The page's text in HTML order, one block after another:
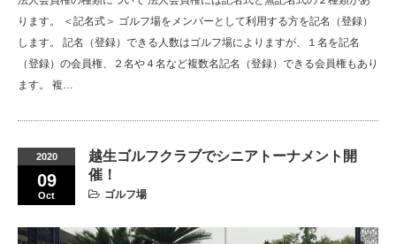
ります。 ＜記名式＞ ゴルフ場をメンバーとして利用する方を記名（登録）
します。 記名（登録）できる人数はゴルフ場によりますが、１名を記名
（登録）の会員権、２名や４名など複数名記名（登録）できる会員権もあり
ます。 複…
2020
09
Oct
越生ゴルフクラブでシニアトーナメント開
催！
ゴルフ場